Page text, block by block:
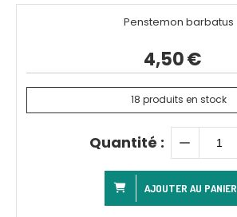
Penstemon barbatus
4,50€
18 produits en stock
Quantité :
AJOUTER AU PANIER